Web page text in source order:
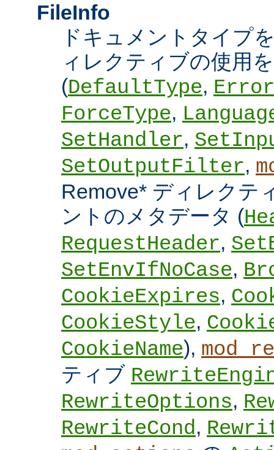
FileInfo
ドキュメントタイプ
ィレクティブの使用
(DefaultType,
ForceType,
SetHandler,
SetOutputFilter,
Remove* ディレクテ
ントのメタデータ (
RequestHeader,
SetEnvIfNoCase,
CookieExpires,
CookieStyle,
CookieName),
ティブ
RewriteOptions,
RewriteCond,